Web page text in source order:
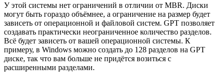
У этой системы нет ограничений в отличии от MBR. Диски
могут быть гораздо объёмнее, а ограничение на размер будет
зависеть от операционной и файловой систем. GPT позволяет
создавать практически неограниченное количество разделов.
Всё будет зависеть от вашей операционной системы. К
примеру, в Windows можно создать до 128 разделов на GPT
диске, так что вам больше не придётся возиться с
расширенными разделами.